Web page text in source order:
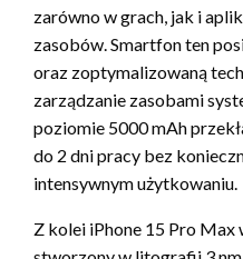
zarówno w grach, jak i
zasobów. Smartfon ten
oraz zoptymalizowaną
zarządzanie zasobami
poziomie 5000 mAh
do 2 dni pracy bez
intensywnym użytkowaniu.
Z kolei iPhone 15 Pro